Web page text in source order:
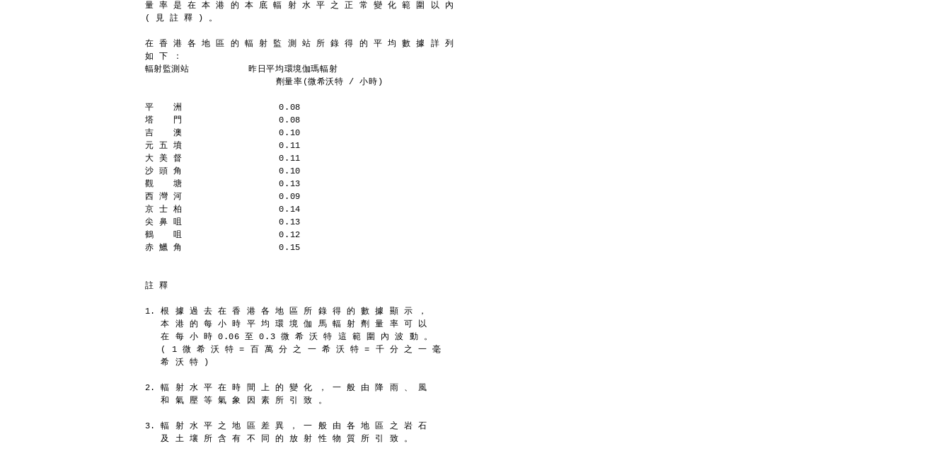
量 率 是 在 本 港 的 本 底 輻 射 水 平 之 正 常 變 化 範 圍 以 內
( 見 註 釋 ) 。
在 香 港 各 地 區 的 輻 射 監 測 站 所 錄 得 的 平 均 數 據 詳 列
如 下 ：
輻射監測站           昨日平均環境伽瑪輻射
	                 劑量率(微希沃特 / 小時)
平  　洲                  0.08
塔  　門                  0.08
吉　  澳                  0.10
元 五 墳                  0.11
大 美 督                  0.11
沙 頭 角                  0.10
觀  　塘                  0.13
西 灣 河                  0.09
京 士 柏                  0.14
尖 鼻 咀                  0.13
鶴  　咀                  0.12
赤 鱲 角                  0.15
註 釋
1. 根 據 過 去 在 香 港 各 地 區 所 錄 得 的 數 據 顯 示 ，
本 港 的 每 小 時 平 均 環 境 伽 馬 輻 射 劑 量 率 可 以
在 每 小 時 0.06 至 0.3 微 希 沃 特 這 範 圍 內 波 動 。
( 1 微 希 沃 特 = 百 萬 分 之 一 希 沃 特 = 千 分 之 一 毫
希 沃 特 )
2. 輻 射 水 平 在 時 間 上 的 變 化 ， 一 般 由 降 雨 、 風
和 氣 壓 等 氣 象 因 素 所 引 致 。
3. 輻 射 水 平 之 地 區 差 異 ， 一 般 由 各 地 區 之 岩 石
及 土 壤 所 含 有 不 同 的 放 射 性 物 質 所 引 致 。